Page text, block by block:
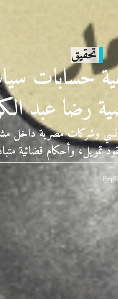
تحقيق
حسابات
رضا عبد
وشركات مصرية داخل
تمويل، وأحكام قضائية